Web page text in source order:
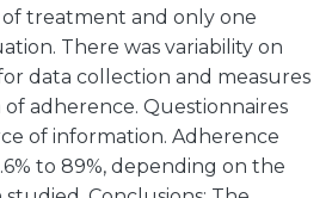
treatment and only one
There was variability on
data collection and measures
adherence. Questionnaires
of information. Adherence
to 89%, depending on the